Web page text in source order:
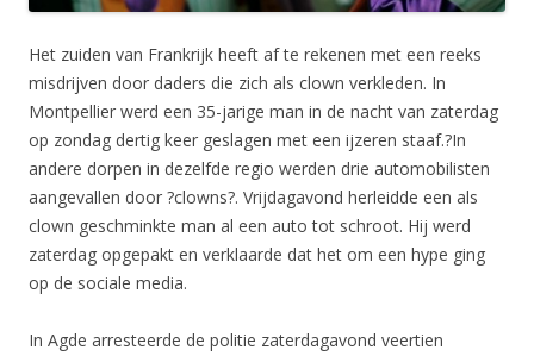
Het zuiden van Frankrijk heeft af te rekenen met een reeks
misdrijven door daders die zich als clown verkleden. In
Montpellier werd een 35-jarige man in de nacht van zaterdag
op zondag dertig keer geslagen met een ijzeren staaf.?In
andere dorpen in dezelfde regio werden drie automobilisten
aangevallen door ?clowns?. Vrijdagavond herleidde een als
clown geschminkte man al een auto tot schroot. Hij werd
zaterdag opgepakt en verklaarde dat het om een hype ging
op de sociale media.
In Agde arresteerde de politie zaterdagavond veertien